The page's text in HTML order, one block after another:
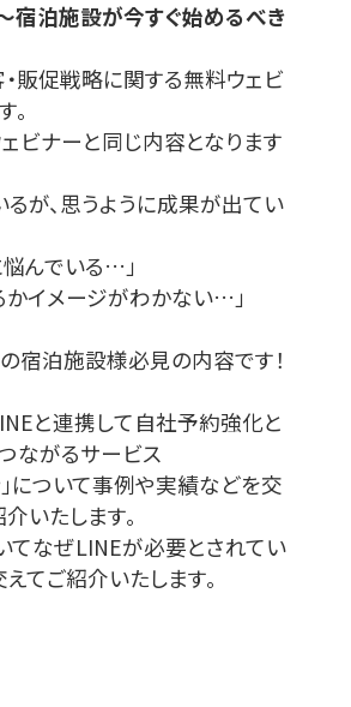
～宿泊施設が今すぐ始めるべき
販促戦略に関する無料ウェビ
ビナーと同じ内容となります
が、思うように成果が出てい
んでいる…」
かイメージがわかない…」
宿泊施設様必見の内容です！
と連携して自社予約強化と
ながるサービス
について事例や実績などを交
いたします。
てなぜLINEが必要とされてい
てご紹介いたします。